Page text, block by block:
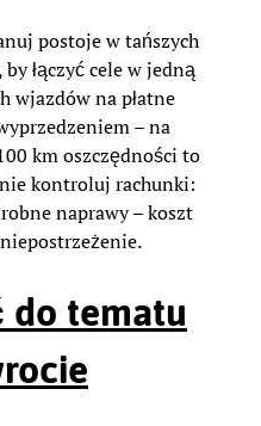
postoje w tańszych
łączyć cele w jedną
wjazdów na płatne
– na
km oszczędności to
kontroluj rachunki:
naprawy – koszt
do tematu